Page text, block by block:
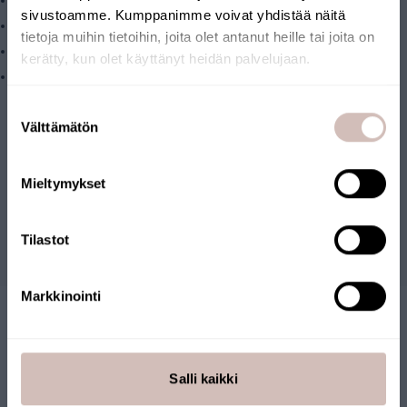
sivustoamme. Kumppanimme voivat yhdistää näitä
tietoja muihin tietoihin, joita olet antanut heille tai joita on
kerätty, kun olet käyttänyt heidän palvelujaan.
valinta
Välttämätön
Mieltymykset
Tilastot
Markkinointi
Salli kaikki
Jälkimineralisointisuodatin (AQ006-PM)
Viimeistelysuodatin, aktiivihiili (AQ006-PC)
Arvostelut
Kysymyksiä